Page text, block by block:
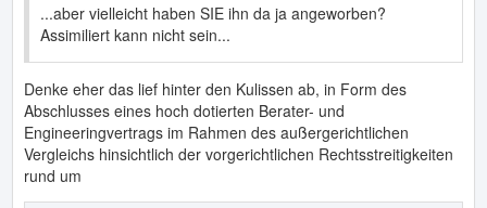
...aber vielleicht haben SIE ihn da ja angeworben?
Assimiliert kann nicht sein...
Denke eher das lief hinter den Kulissen ab, in Form des
Abschlusses eines hoch dotierten Berater- und
Engineeringvertrags im Rahmen des außergerichtlichen
Vergleichs hinsichtlich der vorgerichtlichen Rechtsstreitigkeiten
rund um